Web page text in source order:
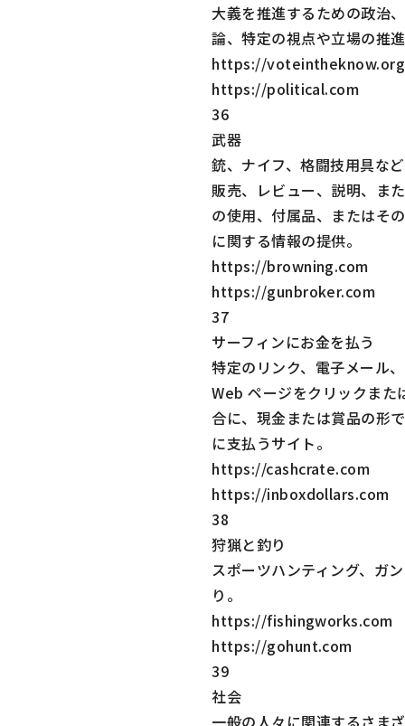
大義を推進するための政治
論、特定の視点や立場の推
https://voteintheknow.org
https://political.com
36
武器
銃、ナイフ、格闘技用具な
販売、レビュー、説明、ま
の使用、付属品、またはそ
に関する情報の提供。
https://browning.com
https://gunbroker.com
37
サーフィンにお金を払う
特定のリンク、電子メール
Web ページをクリックまた
合に、現金または賞品の形
に支払うサイト。
https://cashcrate.com
https://inboxdollars.com
38
狩猟と釣り
スポーツハンティング、ガ
り。
https://fishingworks.com
https://gohunt.com
39
社会
一般の人々に関連するさま